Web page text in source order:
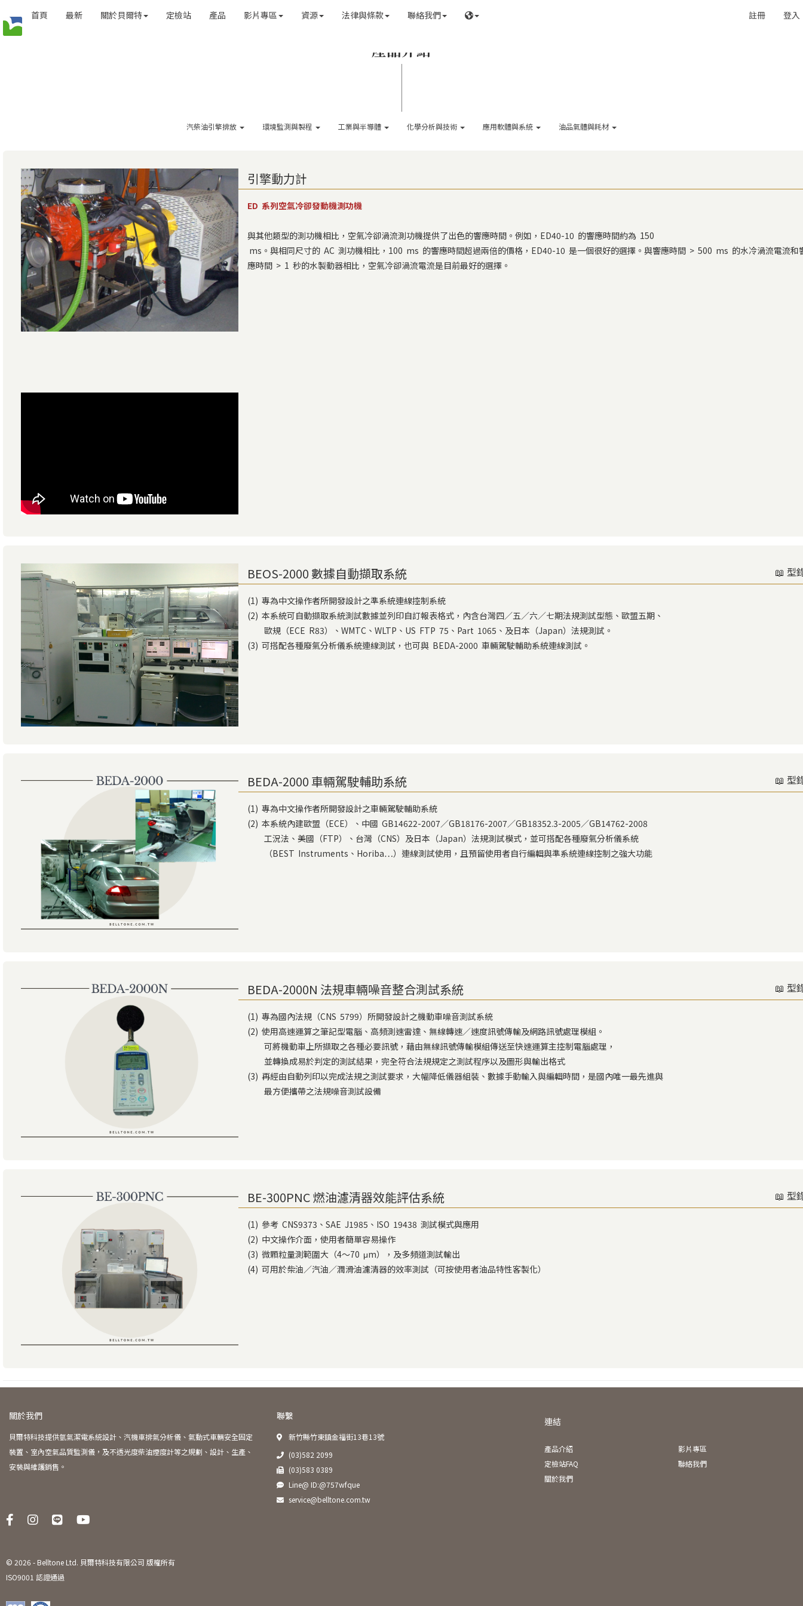
首頁 最新 關於貝爾特 定檢站 產品 影片專區 資源 法律與條款 聯絡我們 註冊 登入
產品介紹
汽柴油引擎排放 環境監測與製程 工業與半導體 化學分析與技術 應用軟體與系統 油品氣體與耗材
引擎動力計
ED 系列空氣冷卻發動機測功機
與其他類型的測功機相比，空氣冷卻渦流測功機提供了出色的響應時間。例如，ED40-10 的響應時間約為 150
ms。與相同尺寸的 AC 測功機相比，100 ms 的響應時間超過兩倍的價格，ED40-10 是一個很好的選擇。與響應時間 > 500 ms 的水冷渦流電流和
應時間 > 1 秒的水製動器相比，空氣冷卻渦流電流是目前最好的選擇。
BEOS-2000 數據自動擷取系統 📖 型
(1) 專為中文操作者所開發設計之準系統連線控制系統
(2) 本系統可自動擷取系統測試數據並列印自訂報表格式，內含台灣四／五／六／七期法規測試型態、歐盟五期、
歐規（ECE R83）、WMTC、WLTP、US FTP 75、Part 1065、及日本（Japan）法規測試。
(3) 可搭配各種廢氣分析儀系統連線測試，也可與 BEDA-2000 車輛駕駛輔助系統連線測試。
BEDA-2000 車輛駕駛輔助系統 📖 型
(1) 專為中文操作者所開發設計之車輛駕駛輔助系統
(2) 本系統內建歐盟（ECE）、中國 GB14622-2007／GB18176-2007／GB18352.3-2005／GB14762-2008
工況法、美國（FTP）、台灣（CNS）及日本（Japan）法規測試模式，並可搭配各種廢氣分析儀系統
（BEST Instruments、Horiba…）連線測試使用，且預留使用者自行編輯與準系統連線控制之強大功能
BEDA-2000N 法規車輛噪音整合測試系統 📖 型
(1) 專為國內法規（CNS 5799）所開發設計之機動車噪音測試系統
(2) 使用高速運算之筆記型電腦、高頻測速雷達、無線轉速／速度訊號傳輸及網路訊號處理模組。
可將機動車上所擷取之各種必要訊號，藉由無線訊號傳輸模組傳送至快速運算主控制電腦處理，
並轉換成易於判定的測試結果，完全符合法規規定之測試程序以及圖形與輸出格式
(3) 再經由自動列印以完成法規之測試要求，大幅降低儀器組裝、數據手動輸入與編輯時間，是國內唯一最先進與
最方便攜帶之法規噪音測試設備
BE-300PNC 燃油濾清器效能評估系統 📖 型
(1) 參考 CNS9373、SAE J1985、ISO 19438 測試模式與應用
(2) 中文操作介面，使用者簡單容易操作
(3) 微顆粒量測範圍大（4～70 μm），及多頻道測試輸出
(4) 可用於柴油／汽油／潤滑油濾清器的效率測試（可按使用者油品特性客製化）
關於我們
貝爾特科技提供氫氣潔電系統設計、汽機車排氣分析儀、氣動式車輛安全固定
裝置、室內空氣品質監測儀，及不透光度柴油煙度計等之規劃、設計、生產、
安裝與維護銷售。
聯繫
新竹縣竹東鎮金福街13巷13號
(03)582 2099
(03)583 0389
Line@ ID:@757wfque
service@belltone.com.tw
連結
產品介紹
定檢站FAQ
關於我們
影片專區
聯絡我們
© 2026 - Belltone Ltd. 貝爾特科技有限公司 版權所有
ISO9001 認證通過